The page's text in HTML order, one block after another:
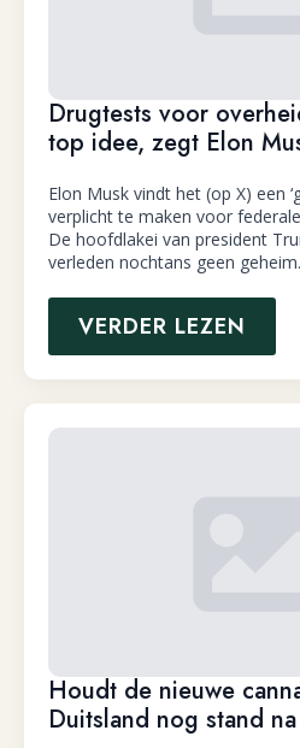
Drugtests voor
top idee, zegt Elon
Elon Musk vindt het (op X) een
verplicht te maken voor
De hoofdlakei van president
verleden nochtans geen
VERDER LEZEN
Houdt de nieuwe
Duitsland nog stand